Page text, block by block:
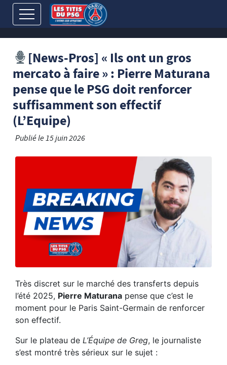
[News-Pros] « Ils ont un gros
mercato à faire » : Pierre Maturana
pense que le PSG doit renforcer
suffisamment son effectif
(L’Equipe)
Publié le15 juin 2026
Très discret sur le marché des transferts depuis
l’été 2025, Pierre Maturana pense que c’est le
moment pour le Paris Saint-Germain de renforcer
son effectif.
Sur le plateau de L’Équipe de Greg, le journaliste
s’est montré très sérieux sur le sujet :